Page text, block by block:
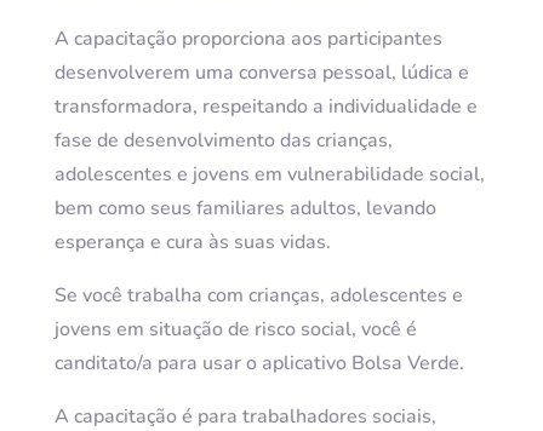
A capacitação proporciona aos participantes
desenvolverem uma conversa pessoal, lúdica e
transformadora, respeitando a individualidade e
fase de desenvolvimento das crianças,
adolescentes e jovens em vulnerabilidade social,
bem como seus familiares adultos, levando
esperança e cura às suas vidas.
Se você trabalha com crianças, adolescentes e
jovens em situação de risco social, você é
canditato/a para usar o aplicativo Bolsa Verde.
A capacitação é para trabalhadores sociais,